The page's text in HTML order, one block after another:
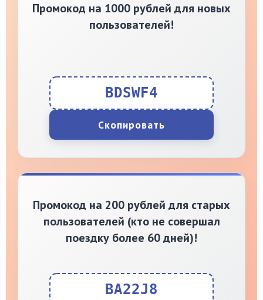
Промокод на 1000 рублей для новых
пользователей!
BDSWF4
Скопировать
Промокод на 200 рублей для старых
пользователей (кто не совершал
поездку более 60 дней)!
BA22J8